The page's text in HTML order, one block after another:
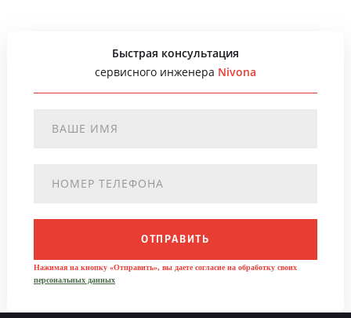
Быстрая консультация
сервисного инженера Nivona
ОТПРАВИТЬ
Нажимая на кнопку «Отправить», вы даете согласие на обработку своих
персональных данных